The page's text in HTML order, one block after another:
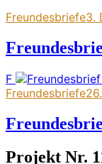
Freundesbriefe3.
F
Freundesbriefe
Projekt Nr.